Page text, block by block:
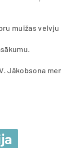
muižas velvju
Jākobsona